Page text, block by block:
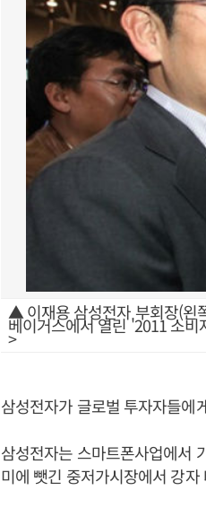
▲ 이재용 삼성전자 부회장(왼
베이거스에서 열린 '2011 소
>
삼성전자가 글로벌 투자자들에
삼성전자는 스마트폰사업에서
미에 뺏긴 중저가시장에서 강